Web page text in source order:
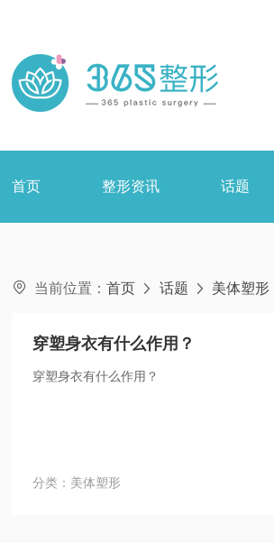
首页 整形资讯 话题
 当前位置： 首页  话题  美体塑形
穿塑身衣有什么作用？
穿塑身衣有什么作用？
分类：美体塑形